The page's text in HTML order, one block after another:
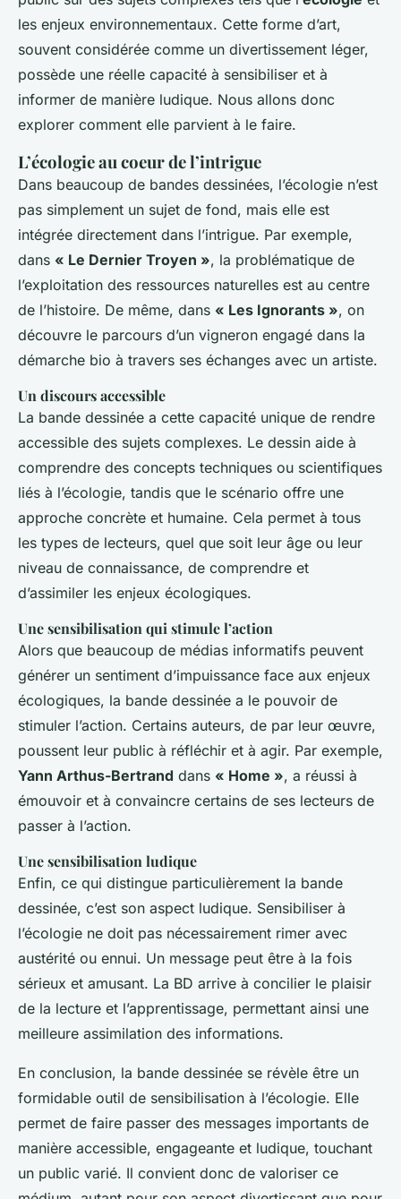
les enjeux environnementaux. Cette forme d’art,
souvent considérée comme un divertissement léger,
possède une réelle capacité à sensibiliser et à
informer de manière ludique. Nous allons donc
explorer comment elle parvient à le faire.
L’écologie au coeur de l’intrigue
Dans beaucoup de bandes dessinées, l’écologie n’est
pas simplement un sujet de fond, mais elle est
intégrée directement dans l’intrigue. Par exemple,
dans « Le Dernier Troyen », la problématique de
l’exploitation des ressources naturelles est au centre
de l’histoire. De même, dans « Les Ignorants », on
découvre le parcours d’un vigneron engagé dans la
démarche bio à travers ses échanges avec un artiste.
Un discours accessible
La bande dessinée a cette capacité unique de rendre
accessible des sujets complexes. Le dessin aide à
comprendre des concepts techniques ou scientifiques
liés à l’écologie, tandis que le scénario offre une
approche concrète et humaine. Cela permet à tous
les types de lecteurs, quel que soit leur âge ou leur
niveau de connaissance, de comprendre et
d’assimiler les enjeux écologiques.
Une sensibilisation qui stimule l’action
Alors que beaucoup de médias informatifs peuvent
générer un sentiment d’impuissance face aux enjeux
écologiques, la bande dessinée a le pouvoir de
stimuler l’action. Certains auteurs, de par leur œuvre,
poussent leur public à réfléchir et à agir. Par exemple,
Yann Arthus-Bertrand dans « Home », a réussi à
émouvoir et à convaincre certains de ses lecteurs de
passer à l’action.
Une sensibilisation ludique
Enfin, ce qui distingue particulièrement la bande
dessinée, c’est son aspect ludique. Sensibiliser à
l’écologie ne doit pas nécessairement rimer avec
austérité ou ennui. Un message peut être à la fois
sérieux et amusant. La BD arrive à concilier le plaisir
de la lecture et l’apprentissage, permettant ainsi une
meilleure assimilation des informations.
En conclusion, la bande dessinée se révèle être un
formidable outil de sensibilisation à l’écologie. Elle
permet de faire passer des messages importants de
manière accessible, engageante et ludique, touchant
un public varié. Il convient donc de valoriser ce